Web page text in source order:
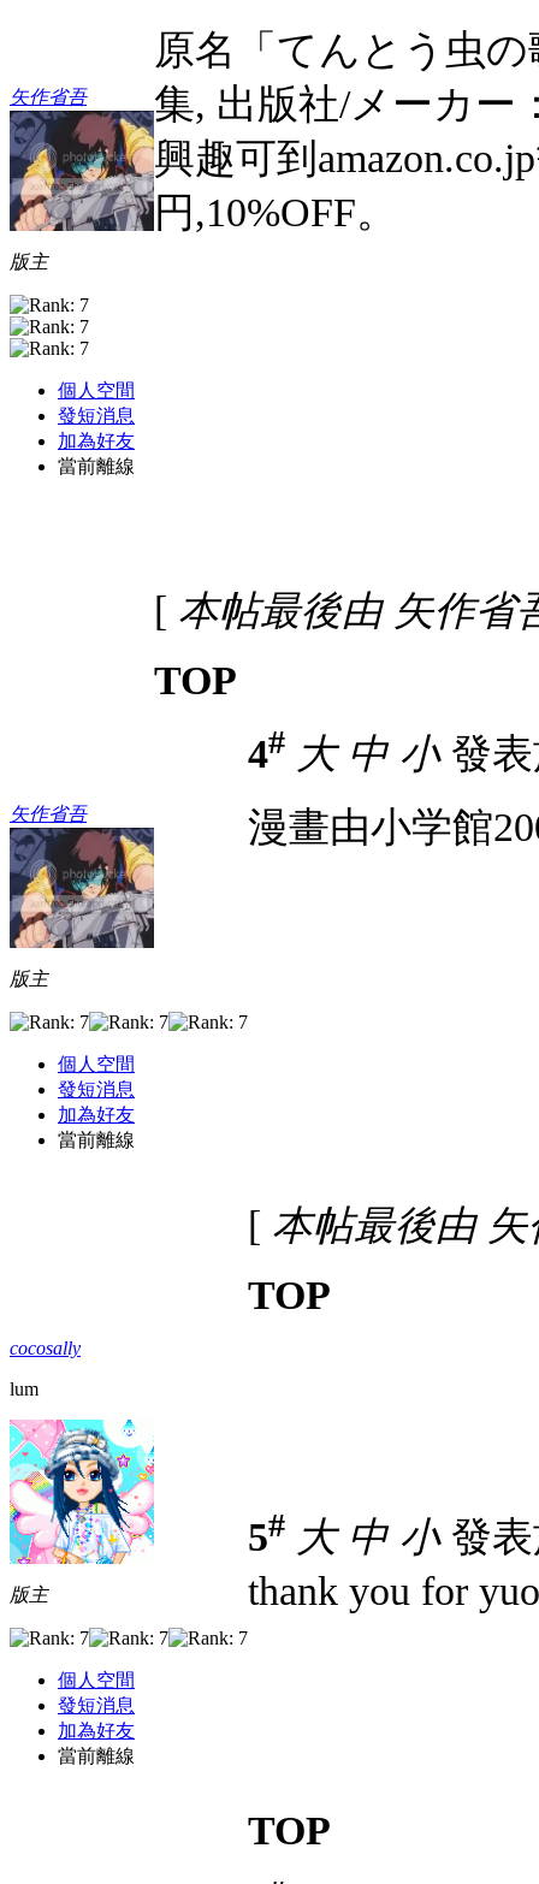
矢作省吾
版主
個人空間
發短消息
加為好友
當前離線
原名「てんとう虫の
集, 出版社/メーカー
興趣可到
円,10%OFF。
[ 本帖最後由 矢作省
TOP
矢作省吾
版主
個人空間
發短消息
加為好友
當前離線
4# 大 中 小發表
漫畫由小学館
[ 本帖最後由 矢
TOP
cocosally
lum
版主
個人空間
發短消息
加為好友
當前離線
5# 大 中 小發表
thank you for
TOP